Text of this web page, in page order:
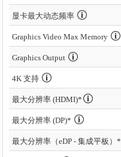
显卡最大动态频率
Graphics Video Max Memory
Graphics Output
4K 支持
最大分辨率 (HDMI)*
最大分辨率 (DP)*
最大分辨率（eDP - 集成平板）*